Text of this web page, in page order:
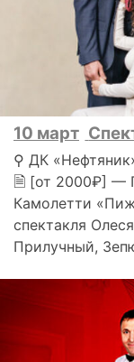
10 март
⚲ ДК
🗎 [от 2000₽] —
Камолетти
спектакля
Прилучный,